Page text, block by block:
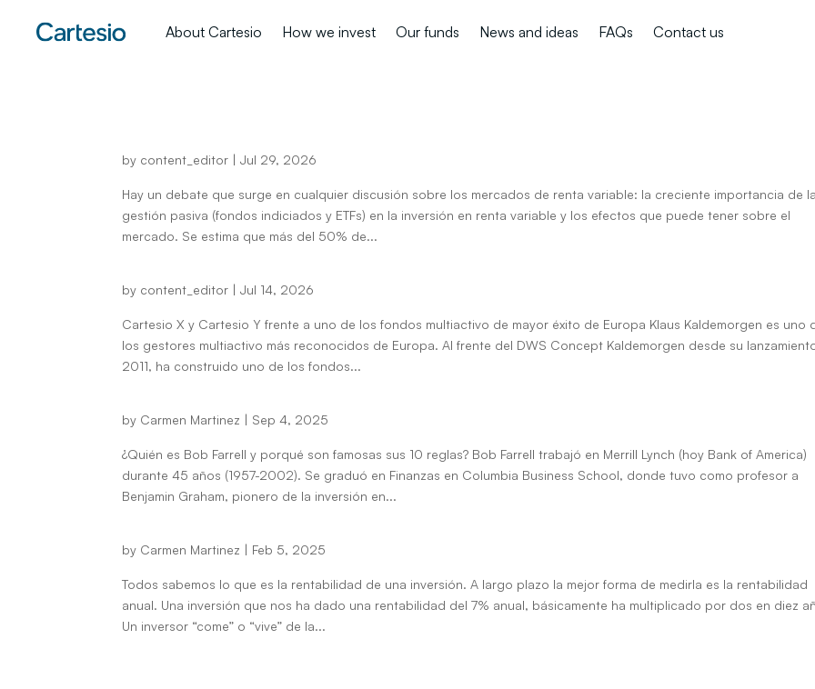
About Cartesio How we invest Our funds News and ideas FAQs Contact us
by content_editor |Jul 29, 2026
Hay un debate que surge en cualquier discusión sobre los mercados de renta variable: la creciente importancia de
gestión pasiva (fondos indiciados y ETFs) en la inversión en renta variable y los efectos que puede tener sobre el
mercado. Se estima que más del 50% de...
by content_editor |Jul 14, 2026
Cartesio X y Cartesio Y frente a uno de los fondos multiactivo de mayor éxito de Europa Klaus Kaldemorgen es uno
los gestores multiactivo más reconocidos de Europa. Al frente del DWS Concept Kaldemorgen desde su
2011, ha construido uno de los fondos...
by Carmen Martinez | Sep 4, 2025
¿Quién es Bob Farrell y porqué son famosas sus 10 reglas? Bob Farrell trabajó en Merrill Lynch (hoy Bank of America)
durante 45 años (1957-2002). Se graduó en Finanzas en Columbia Business School, donde tuvo como profesor a
Benjamin Graham, pionero de la inversión en...
by Carmen Martinez | Feb 5, 2025
Todos sabemos lo que es la rentabilidad de una inversión. A largo plazo la mejor forma de medirla es la rentabilidad
anual. Una inversión que nos ha dado una rentabilidad del 7% anual, básicamente ha multiplicado por dos en diez
Un inversor “come” o “vive” de la...